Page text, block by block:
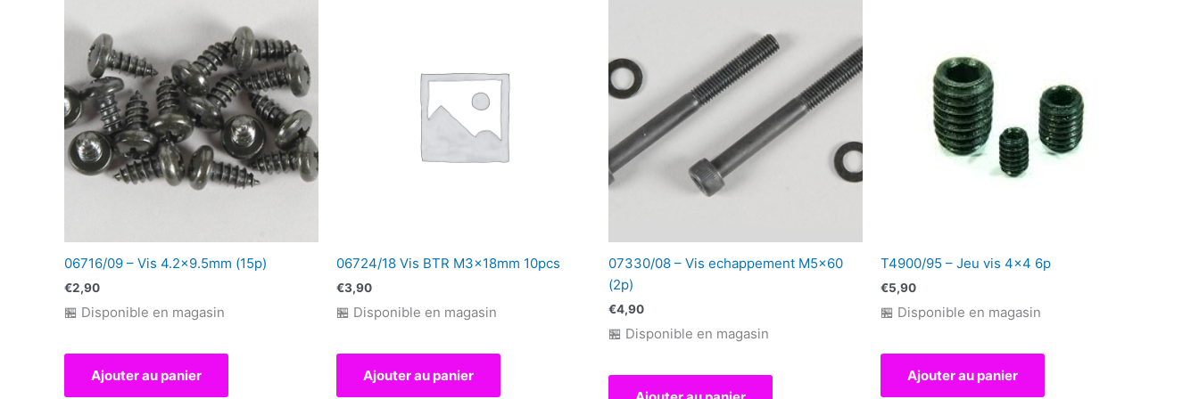
06716/09 – Vis 4.2×9.5mm (15p)
€2,90
🏪 Disponible en magasin
Ajouter au panier
06724/18 Vis BTR M3x18mm 10pcs
€3,90
🏪 Disponible en magasin
Ajouter au panier
07330/08 – Vis echappement M5x60
(2p)
€4,90
🏪 Disponible en magasin
T4900/95 – Jeu vis 4×4 6p
€5,90
🏪 Disponible en magasin
Ajouter au panier